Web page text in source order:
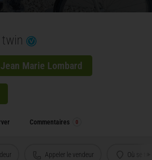
Marie Lombard
Commentaires 0
Appeler le vendeur Où se